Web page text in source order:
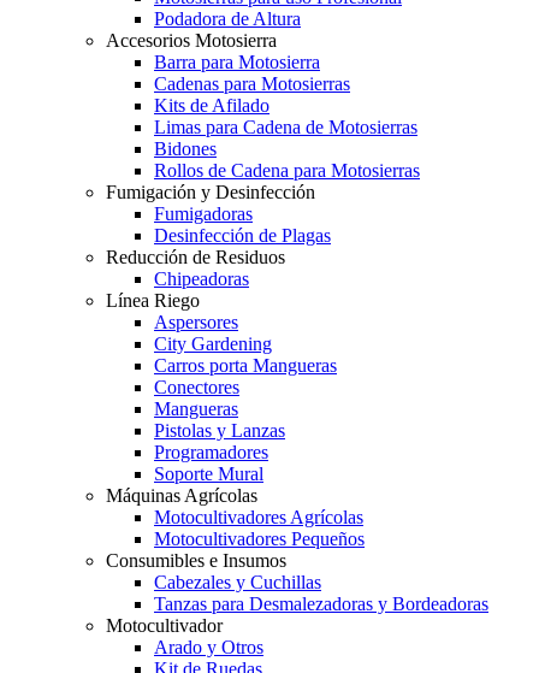
Podadora de Altura
Accesorios Motosierra
Barra para Motosierra
Cadenas para Motosierras
Kits de Afilado
Limas para Cadena de Motosierras
Bidones
Rollos de Cadena para Motosierras
Fumigación y Desinfección
Fumigadoras
Desinfección de Plagas
Reducción de Residuos
Chipeadoras
Línea Riego
Aspersores
City Gardening
Carros porta Mangueras
Conectores
Mangueras
Pistolas y Lanzas
Programadores
Soporte Mural
Máquinas Agrícolas
Motocultivadores Agrícolas
Motocultivadores Pequeños
Consumibles e Insumos
Cabezales y Cuchillas
Tanzas para Desmalezadoras y Bordeadoras
Motocultivador
Arado y Otros
Kit de Ruedas